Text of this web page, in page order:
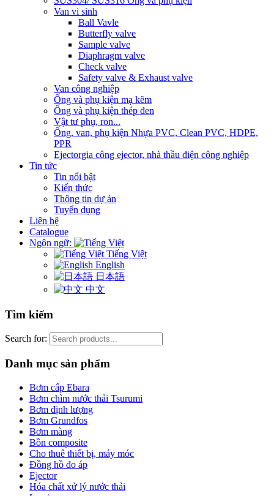
Van vi sinh
Ball Vavle
Butterfly valve
Sample valve
Diaphragm valve
Check valve
Safety valve & Exhaust valve
Van công nghiệp
Ống và phụ kiện mạ kẽm
Ống và phụ kiện thép đen
Vật tư phụ, ron...
Ống, van, phụ kiện Nhựa PVC, Clean PVC, HDPE,
PPR
Ejectorgia công ejector, nhà thầu điện công nghiệp
Tin tức
Tin nổi bật
Kiến thức
Thông tin dự án
Tuyển dụng
Liên hệ
Catalogue
Ngôn ngữ:
Tiếng Việt
English
日本語
中文
Tìm kiếm
Search for:
Danh mục sản phẩm
Bơm cấp Ebara
Bơm chìm nước thải Tsurumi
Bơm định lượng
Bơm Grundfos
Bơm màng
Bồn composite
Cho thuê thiết bị, máy móc
Đồng hồ đo áp
Ejector
Hóa chất xử lý nước thải